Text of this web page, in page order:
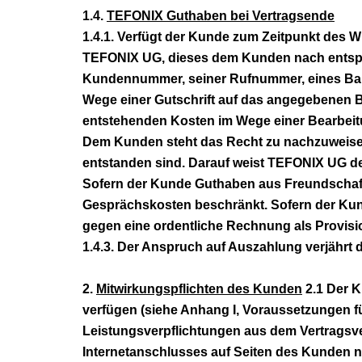
1.4. TEFONIX Guthaben bei Vertragsende
1.4.1. Verfügt der Kunde zum Zeitpunkt des
TEFONIX UG, dieses dem Kunden nach
Kundennummer, seiner Rufnummer, eines
Wege einer Gutschrift auf das angegebenen
entstehenden Kosten im Wege einer
Dem Kunden steht das Recht zu
entstanden sind. Darauf weist TEFONIX UG
Sofern der Kunde Guthaben aus
Gesprächskosten beschränkt. Sofern der
gegen eine ordentliche Rechnung als
1.4.3. Der Anspruch auf Auszahlung
2. Mitwirkungspflichten des Kunden 2.1 Der
verfügen (siehe Anhang I, Voraussetzungen
Leistungsverpflichtungen aus dem
Internetanschlusses auf Seiten des Kunden